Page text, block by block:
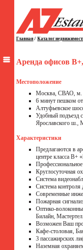
Главная / Каталог
Аренда офисов
Местоположение
Москва, СВАО, м.
6 минут пешком
Алтуфьевское
Удобный подъезд
Ярославского
Характеристики
Предлагаются в
центре класса
Круглосуточная
Система
Система контроля
Современные
Пожарная
Оптико-
Билайн, Мастертел.
Возможен Ваш
Кафе-столовая,
3 пассажирских
Наземная